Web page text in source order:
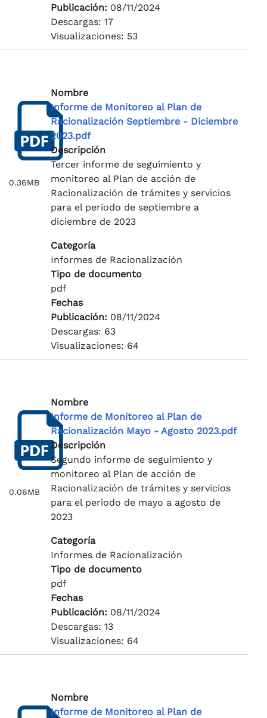
Publicación: 08/11/2024
Descargas: 17
Visualizaciones: 53
0.36MB
Nombre
Informe de Monitoreo al Plan de
Racionalización Septiembre - Diciembre
2023.pdf
Descripción
Tercer informe de seguimiento y
monitoreo al Plan de acción de
Racionalización de trámites y servicios
para el periodo de septiembre a
diciembre de 2023
Categoría
Informes de Racionalización
Tipo de documento
pdf
Fechas
Publicación: 08/11/2024
Descargas: 63
Visualizaciones: 64
0.06MB
Nombre
Informe de Monitoreo al Plan de
Racionalización Mayo - Agosto 2023.pdf
Descripción
Segundo informe de seguimiento y
monitoreo al Plan de acción de
Racionalización de trámites y servicios
para el periodo de mayo a agosto de
2023
Categoría
Informes de Racionalización
Tipo de documento
pdf
Fechas
Publicación: 08/11/2024
Descargas: 13
Visualizaciones: 64
Nombre
Informe de Monitoreo al Plan de